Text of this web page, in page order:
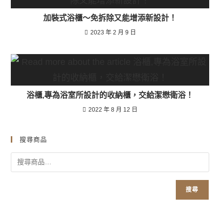
加裝式浴櫃～免拆除又能增添新設計！
2023 年 2 月 9 日
浴櫃,專為浴室所設計的收納櫃，交給潔懋衛浴！
2022 年 8 月 12 日
搜尋商品
搜尋